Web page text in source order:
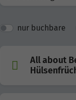
nur buchbare
All about